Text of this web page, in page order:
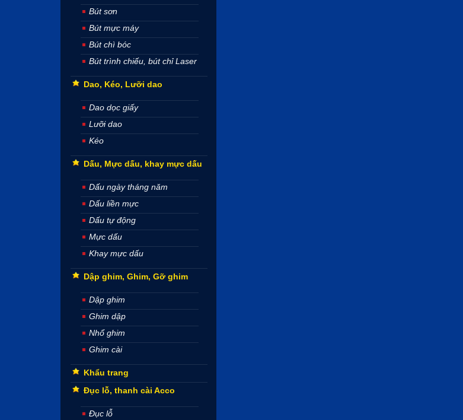
Bút sơn
Bút mực máy
Bút chì bóc
Bút trình chiếu, bút chỉ Laser
Dao, Kéo, Lưỡi dao
Dao dọc giấy
Lưỡi dao
Kéo
Dấu, Mực dấu, khay mực dấu
Dấu ngày tháng năm
Dấu liền mực
Dấu tự động
Mực dấu
Khay mực dấu
Dập ghim, Ghim, Gỡ ghim
Dập ghim
Ghim dập
Nhổ ghim
Ghim cài
Khẩu trang
Đục lỗ, thanh cài Acco
Đục lỗ